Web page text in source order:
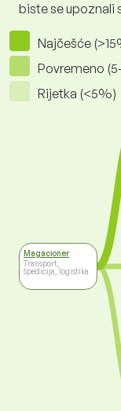
biste se upoznali
Najčešće
Povremeno
Rijetka (<5%)
Magacioner
Transport,
špedicija, logistika